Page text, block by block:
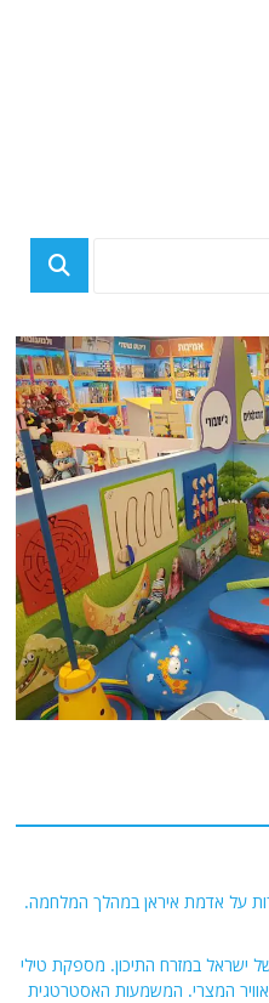
על אדמת איראן במהלך המלחמה.
ישראל במזרח התיכון. מספקת טילי